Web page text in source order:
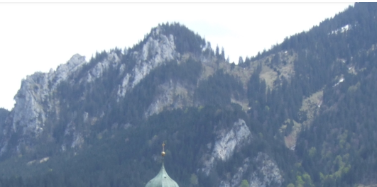
音楽祭ツアー多数！）
劇場・冬の音楽祭『白鳥の湖』『魔笛』
ンサート鑑賞♪音楽好きのクリスマス＆年越し🌟